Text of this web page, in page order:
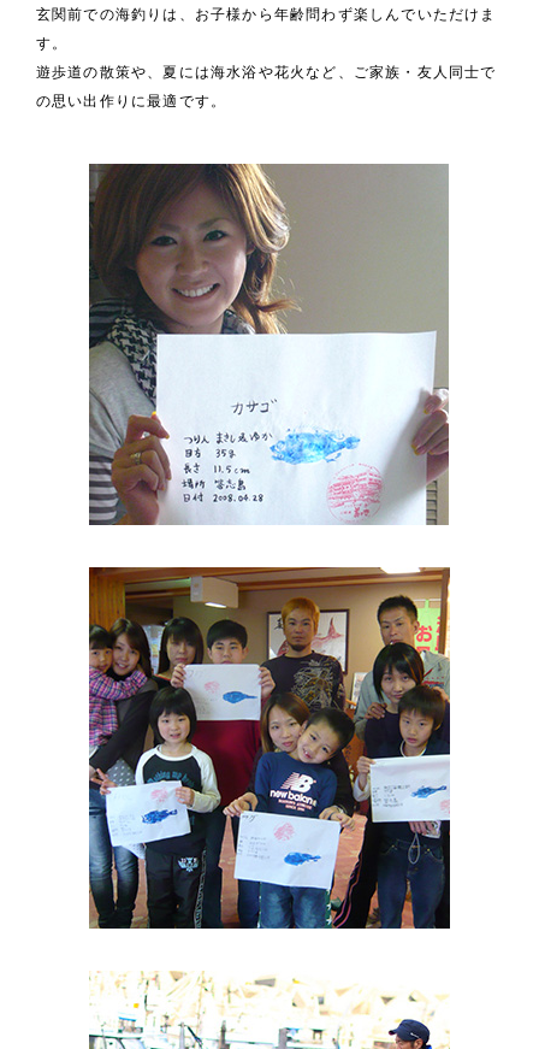
玄関前での海釣りは、お子様から年齢問わず楽しんでいただけま
す。
遊歩道の散策や、夏には海水浴や花火など、ご家族・友人同士で
の思い出作りに最適です。